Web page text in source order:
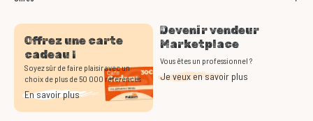
Offrez une carte
cadeau !
Soyez sûr de faire plaisir avec un
choix de plus de 50 000 références
En savoir plus
Devenir vendeur
Marketplace
Vous êtes un professionnel ?
Je veux en savoir plus